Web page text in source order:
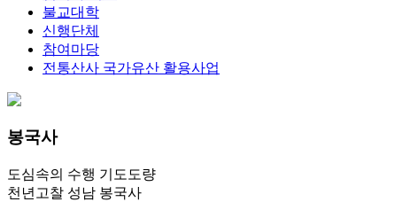
불교대학
신행단체
참여마당
전통산사 국가유산 활용사업
봉국사
도심속의 수행 기도도량
천년고찰 성남 봉국사